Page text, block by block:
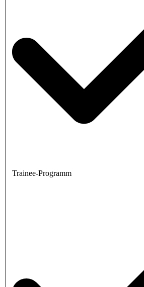
Trainee-Programm